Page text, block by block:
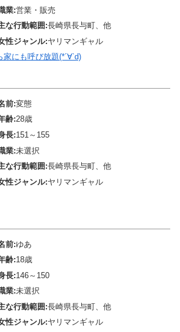
業:営業・販売
な行動範囲:長崎県長与町、他
性ジャンル:ヤリマンギャル
にも呼び放題(*´∀`d)
前:変態
齢:28歳
長:151～155
業:未選択
な行動範囲:長崎県長与町、他
性ジャンル:ヤリマンギャル
前:ゆあ
齢:18歳
長:146～150
業:未選択
な行動範囲:長崎県長与町、他
性ジャンル:ヤリマンギャル